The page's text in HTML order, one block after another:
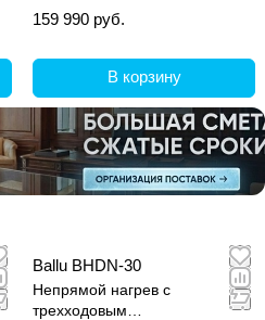
159 990 руб.
В корзину
Ballu BHDN-30
Непрямой нагрев с
трехходовым